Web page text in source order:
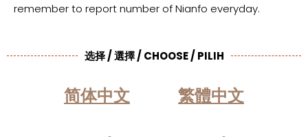
remember to report number of Nianfo everyday.
选择 / 選擇 / CHOOSE / PILIH
简体中文 繁體中文